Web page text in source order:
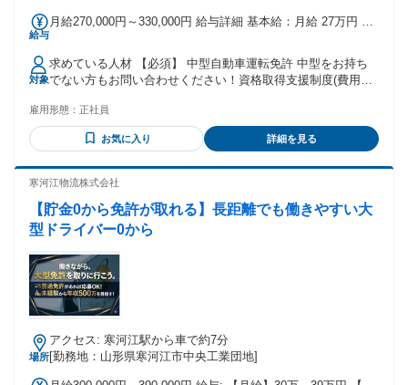
給与
月給270,000円～330,000円 給与詳細 基本給：月給 27万円 〜
れる通勤・皆勤・家族手当金額：あり 全員に一律で支払われ
るその他手当金額：あり ※基本給・一律手当(運送手当)・固
定残業代の総額 ＜内訳＞ 基本給17.2万円＋運送手当2万円～5
万円＋固定残業代7.8万円～8.8万円(60時間分/超過分は別途支
給】 昇給(年1回) 【賞与】 賞与(年2回) ※当社では賞与を「特
別手当」として支給しております。会社の業績や状況により
回数や金額が変動いたします。 【各種手当】 ●通勤手当 ●業
務手当 ●勤続手当 ●歩合手当：バラ積 2000円/回数 ●走行距離
手当：4tトラック以下5円/1km、6tトラック 6円/1km、10tト
ラック 7円/1km 【表彰制度】 ●20年無事故・無違反(表彰状・
記念品) ●15年勤続表彰(表彰状・海外旅行券) ●社長賞(事業部
表彰 金一封) ●7年勤続表彰(表彰状・7万円分商品券) ●5年無事
故・無違反表彰(表彰状・記念品) ●事業部表彰(金一封) ●改善
項目表彰(商品券)
対象
求めている人材 【必須】 中型自動車運転免許 中型をお持ち
でない方もお問い合わせください！資格取得支援制度(費用補
して頂く事が可能です。 ＊経験不問／未経験者歓迎・第二新
卒歓迎 ＊学歴不問／中卒・高校中退・高卒歓迎 ＊フリーター
歓迎／20代・30代・40代男性活躍中 ＊アルバイト・パート・
動車運転免許、大型自動車運転免許をお持ちの方やフォーク
ます。 年齢の条件と理由：あり（例外事由1号・65歳未満
（定年のため） 例外事由2号・18歳以上（労働基準法・深夜
雇用形態： 正社員
お気に入り 詳細を見る
寒河江物流株式会社
【貯金0から免許が取れる】長距離でも働きやすい大
型ドライバー0から
場所
アクセス: 寒河江駅から車で約7分
[勤務地：山形県寒河江市中央工業団地]